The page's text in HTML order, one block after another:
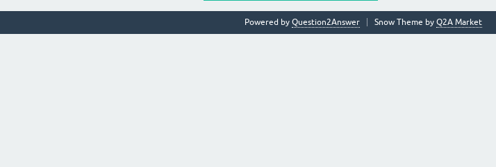
Snow Theme by Q2A Market
Powered by Question2Answer